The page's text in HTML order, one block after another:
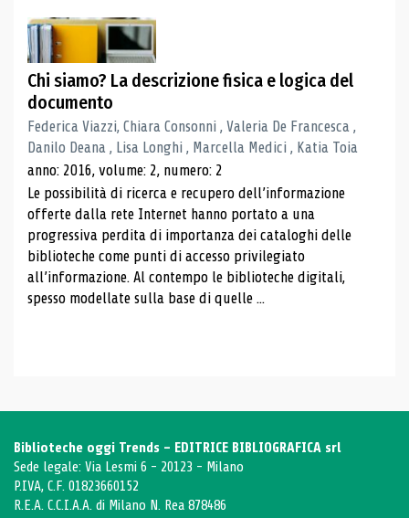
Chi siamo? La descrizione fisica e logica del
documento
Federica Viazzi, Chiara Consonni , Valeria De Francesca ,
Danilo Deana , Lisa Longhi , Marcella Medici , Katia Toia
anno: 2016, volume: 2, numero: 2
Le possibilità di ricerca e recupero dell’informazione
offerte dalla rete Internet hanno portato a una
progressiva perdita di importanza dei cataloghi delle
biblioteche come punti di accesso privilegiato
all’informazione. Al contempo le biblioteche digitali,
spesso modellate sulla base di quelle ...
Biblioteche oggi Trends - EDITRICE BIBLIOGRAFICA srl
Sede legale: Via Lesmi 6 - 20123 - Milano
P.IVA, C.F. 01823660152
R.E.A. C.C.I.A.A. di Milano N. Rea 878486